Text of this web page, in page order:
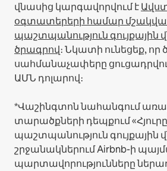
վնասից կարգավորվում է
օգտատերերի համար մշակված
պաշտպանություն գույքային
ծրագրով։ Նկատի ունեցեք, որ
սահմանաչափերը
ԱՄՆ դոլարով։
*Վաշինգտոն նահանգում
տարածքների դեպքում
պաշտպանություն գույքային
շրջանակներում Airbnb-ի
պարտավորությունները